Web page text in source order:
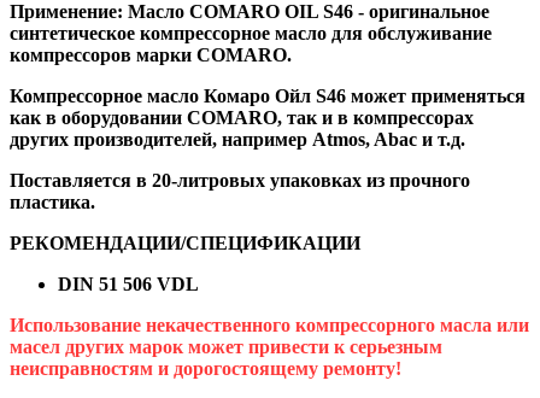
Применение: Масло COMARO OIL S46 - оригинальное
синтетическое компрессорное масло для обслуживание
компрессоров марки COMARO.
Компрессорное масло Комаро Ойл S46 может применяться
как в оборудовании COMARO, так и в компрессорах
других производителей, например Atmos, Abac и т.д.
Поставляется в 20-литровых упаковках из прочного
пластика.
РЕКОМЕНДАЦИИ/СПЕЦИФИКАЦИИ
DIN 51 506 VDL
Использование некачественного компрессорного масла или
масел других марок может привести к серьезным
неисправностям и дорогостоящему ремонту!